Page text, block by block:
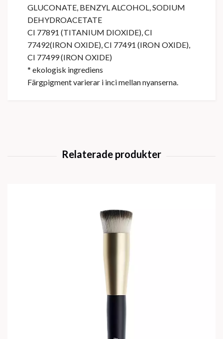
GLUCONATE, BENZYL ALCOHOL, SODIUM
DEHYDROACETATE
CI 77891 (TITANIUM DIOXIDE), CI
77492(IRON OXIDE), CI 77491 (IRON OXIDE),
CI 77499 (IRON OXIDE)
* ekologisk ingrediens
Färgpigment varierar i inci mellan nyanserna.